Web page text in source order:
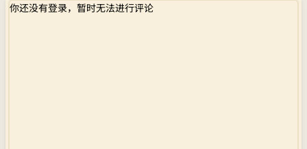
你还没有登录，暂时无法进行评论